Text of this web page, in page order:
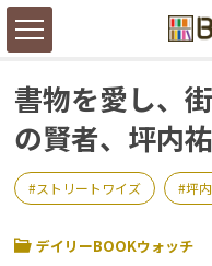
書物を愛し、
の賢者、坪内
ストリートワイズ 坪
デイリーBOOKウォッチ